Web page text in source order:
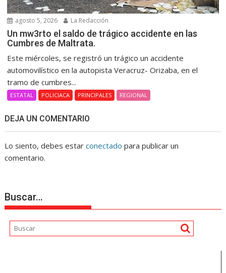
agosto 5, 2026 La Redacción
Un mw3rto el saldo de trágico accidente en las
Cumbres de Maltrata.
Este miércoles, se registró un trágico un accidente
automovilístico en la autopista Veracruz- Orizaba, en el
tramo de cumbres...
ESTATAL POLICIACA PRINCIPALES REGIONAL
DEJA UN COMENTARIO
Lo siento, debes estarconectado para publicar un
comentario.
Buscar…